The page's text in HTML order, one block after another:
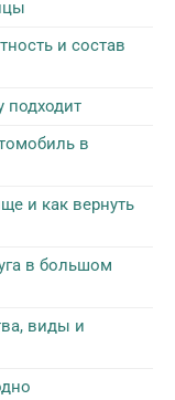
и состав
подходит
в
и как вернуть
в большом
виды и